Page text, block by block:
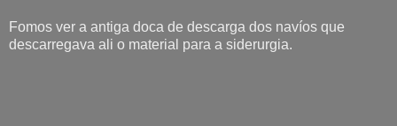
Fomos ver a antiga doca de descarga dos navíos que
descarregava ali o material para a siderurgia.